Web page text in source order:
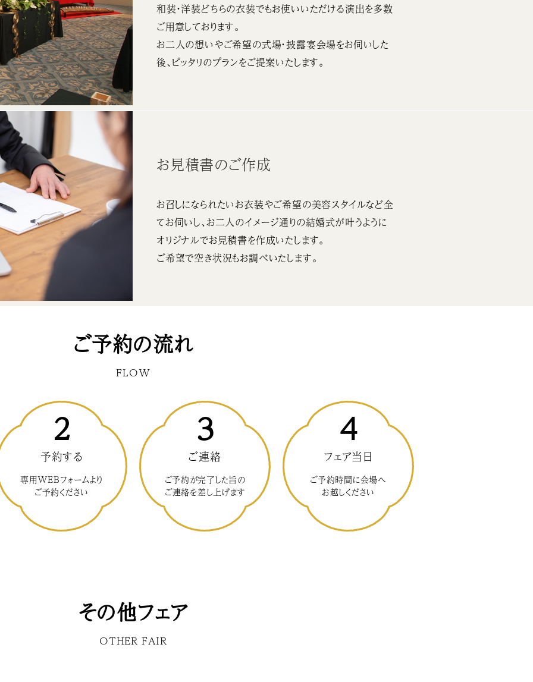
和装・洋装どちらの衣装でもお使いいただける演出を多数
ご用意しております。
お二人の想いやご希望の式場・披露宴会場をお伺いした
後、ピッタリのプランをご提案いたします。
お見積書のご作成
お召しになられたいお衣装やご希望の美容スタイルなど全
てお伺いし、お二人のイメージ通りの結婚式が叶うように
オリジナルでお見積書を作成いたします。
ご希望で空き状況もお調べいたします。
ご予約の流れ
FLOW
2
予約する
専用WEBフォームより
ご予約ください
3
ご連絡
ご予約が完了した旨の
ご連絡を差し上げます
4
フェア当日
ご予約時間に会場へ
お越しください
その他フェア
OTHER FAIR